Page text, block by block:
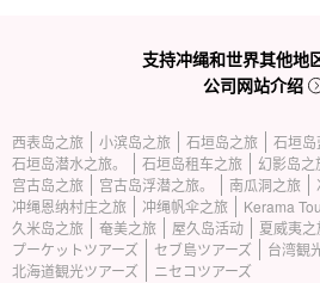
支持冲绳和世界其他地
公司网站介绍
西表岛之旅 小滨岛之旅 石垣岛之旅 石垣
石垣岛潜水之旅。
石垣岛租车之旅 幻影岛之
宫古岛之旅
宫古岛浮潜之旅。 南瓜洞之旅
冲绳恩纳村庄之旅
冲绳帆伞之旅 Kerama
久米岛之旅
奄美之旅 屋久岛活动 夏威夷之
プーケットツアーズ
セブ島ツアーズ 台湾観
北海道観光ツアーズ
ニセコツアーズ